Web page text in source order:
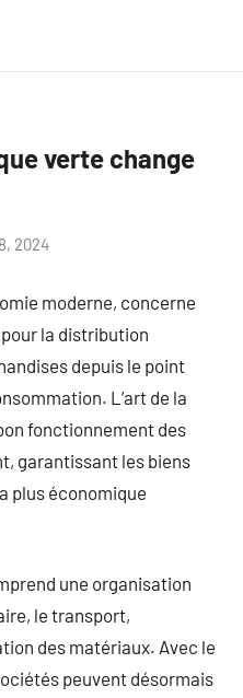
verte change
2024
moderne, concerne
la distribution
depuis le point
L’art de la
fonctionnement des
garantissant les biens
plus économique
une organisation
le transport,
des matériaux. Avec le
peuvent désormais